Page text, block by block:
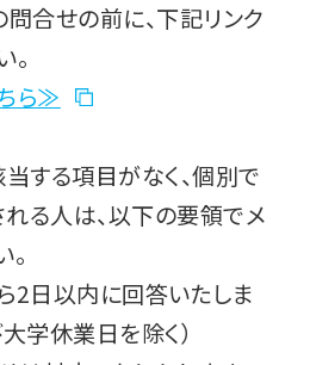
問合せの前に、下記リンク
。
ら≫
当する項目がなく、個別で
る人は、以下の要領でメ
2日以内に回答いたしま
学休業日を除く）